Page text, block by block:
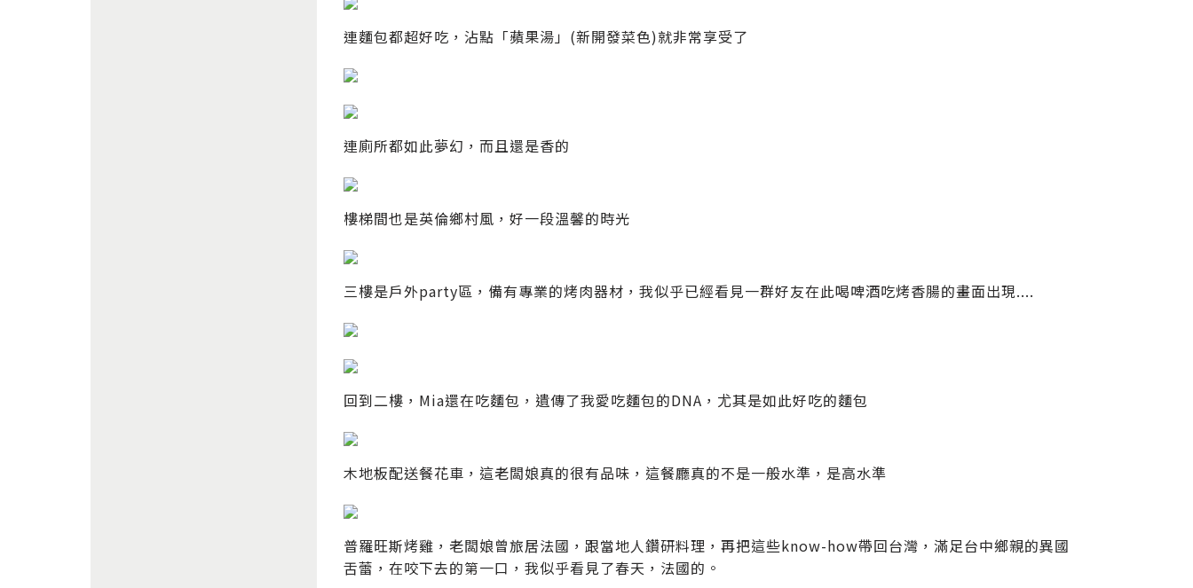
連麵包都超好吃，沾點「蘋果湯」(新開發菜色)就非常享受了
連廁所都如此夢幻，而且還是香的
樓梯間也是英倫鄉村風，好一段溫馨的時光
三樓是戶外party區，備有專業的烤肉器材，我似乎已經看見一群好友在此喝啤酒吃烤香腸的畫面出現....
回到二樓，Mia還在吃麵包，遺傳了我愛吃麵包的DNA，尤其是如此好吃的麵包
木地板配送餐花車，這老闆娘真的很有品味，這餐廳真的不是一般水準，是高水準
普羅旺斯烤雞，老闆娘曾旅居法國，跟當地人鑽研料理，再把這些know-how帶回台灣，滿足台中鄉親的異國
舌蕾，在咬下去的第一口，我似乎看見了春天，法國的。